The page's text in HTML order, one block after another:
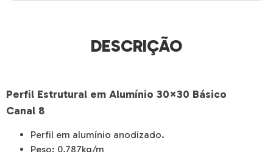
DESCRIÇÃO
Perfil Estrutural em Alumínio 30×30 Básico
Canal 8
Perfil em alumínio anodizado.
Peso: 0,787kg/m